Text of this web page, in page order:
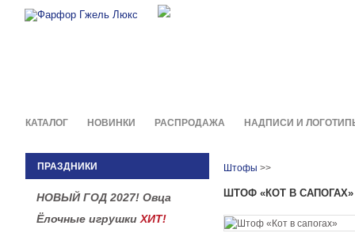
КАТАЛОГ НОВИНКИ РАСПРОДАЖА НАДПИСИ И
ПРАЗДНИКИ
НОВЫЙ ГОД 2027! Овца
Ёлочные игрушки ХИТ!
Штофы >>
ШТОФ «КОТ В САПОГАХ»